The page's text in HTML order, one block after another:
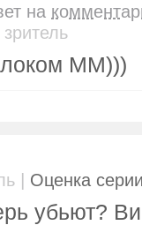
на
ММ)))
| Оценка
убьют?